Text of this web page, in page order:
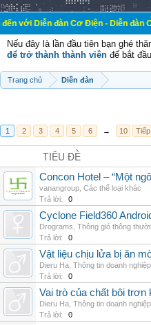
đàn Cơ Điện - Diễn đàn Cơ điện là
Nếu đây là lần đầu tiên bạn ghé
để trở thành thành viên để bắt
Trang chủ Diễn đàn
1 2 3 4 5 6 → 10
TIÊU ĐỀ
Concon Hotel – “Một
vanangroup Các thể loại khác
Trả lời:
0
Cyclone Field360
Drograms Thông gió thông
Trả lời:
0
Vật liệu chịu lửa bị ăn
Dieru Ha Thông tin doanh nghiệp
Trả lời:
0
Vai trò của chất bôi trơn
Dieru Ha Thông tin doanh nghiệp
Trả lời:
0